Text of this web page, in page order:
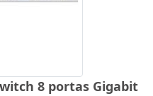
8 portas Gigabit